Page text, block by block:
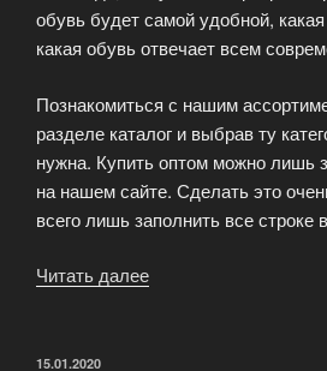
обувь будет самой удобной,
какая обувь отвечает всем
Познакомиться с нашим
разделе каталог и выбрав ту
нужна. Купить оптом можно лишь
на нашем сайте. Сделать это
всего лишь заполнить все строке
Читать далее
ОПУБЛИКОВАНО
15.01.2020